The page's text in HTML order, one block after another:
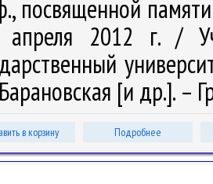
посвященной
2012 г. /
[и др.]. –
в корзину Подробнее